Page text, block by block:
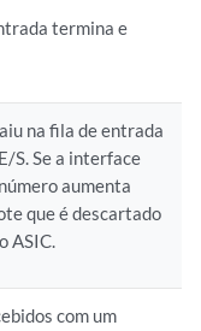
termina e
na fila de entrada
S. Se a interface
aumenta
que é descartado
ASIC.
com um